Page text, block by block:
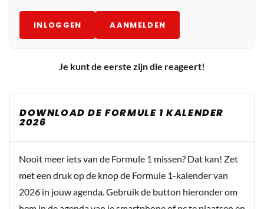
INLOGGEN AANMELDEN
Je kunt de eerste zijn die reageert!
DOWNLOAD DE FORMULE 1 KALENDER
2026
Nooit meer iets van de Formule 1 missen? Dat kan! Zet
met een druk op de knop de Formule 1-kalender van
2026 in jouw agenda. Gebruik de button hieronder om